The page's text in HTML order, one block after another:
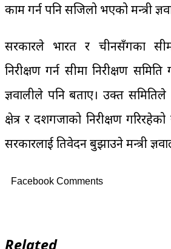
काम गर्न पनि सजिलो भएको मन्त्री
सरकारले भारत र चीनसँगका
निरीक्षण गर्न सीमा निरीक्षण
ज्ञवालीले पनि बताए। उक्त समितिले
क्षेत्र र दशगजाको निरीक्षण
सरकारलाई प्रतिवेदन बुझाउने मन्त्री
Facebook Comments
Related